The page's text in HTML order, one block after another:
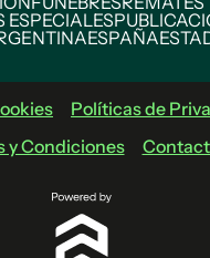
ESPECIALES
ESPAÑA
Políticas de
y Condiciones